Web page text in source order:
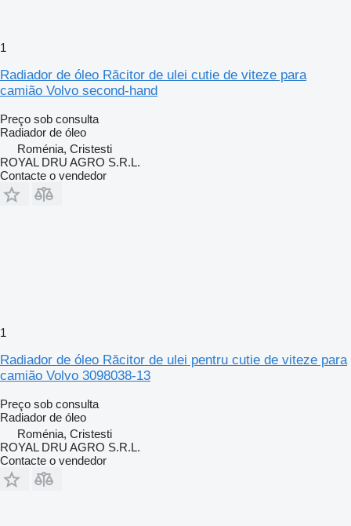
1
Radiador de óleo Răcitor de ulei cutie de viteze para
camião Volvo second-hand
Preço sob consulta
Radiador de óleo
Roménia, Cristesti
ROYAL DRU AGRO S.R.L.
Contacte o vendedor
1
Radiador de óleo Răcitor de ulei pentru cutie de viteze para
camião Volvo 3098038-13
Preço sob consulta
Radiador de óleo
Roménia, Cristesti
ROYAL DRU AGRO S.R.L.
Contacte o vendedor